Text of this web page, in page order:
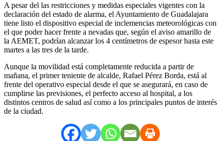
A pesar del las restricciones y medidas especiales vigentes con la
declaración del estado de alarma, el Ayuntamiento de Guadalajara
tiene listo el dispositivo especial de inclemencias meteorológicas con
el que poder hacer frente a nevadas que, según el aviso amarillo de
la AEMET, podrían alcanzar los 4 centímetros de espesor hasta este
martes a las tres de la tarde.
Aunque la movilidad está completamente reducida a partir de
mañana, el primer teniente de alcalde, Rafael Pérez Borda, está al
frente del operativo especial desde el que se asegurará, en caso de
cumplirse las previsiones, el perfecto acceso al hospital, a los
distintos centros de salud así como a los principales puntos de interés
de la ciudad.